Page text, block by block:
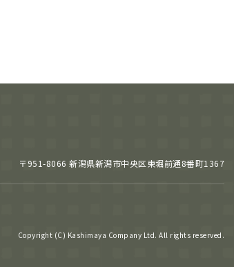
〒951-8066 新潟県新潟市中央区東堀前通8番町1367
Copyright (C) Kashimaya Company Ltd. All rights reserved.